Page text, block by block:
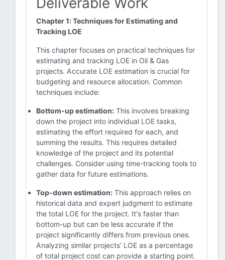
Chapter 1: Techniques for Estimating and
Tracking LOE
This chapter focuses on practical techniques for
estimating and tracking LOE in Oil & Gas
projects. Accurate LOE estimation is crucial for
budgeting and resource allocation. Common
techniques include:
Bottom-up estimation: This involves breaking
down the project into individual LOE tasks,
estimating the effort required for each, and
summing the results. This requires detailed
knowledge of the project and its potential
challenges. Consider using time-tracking tools to
gather data for future estimations.
Top-down estimation: This approach relies on
historical data and expert judgment to estimate
the total LOE for the project. It's faster than
bottom-up but can be less accurate if the
project significantly differs from previous ones.
Analyzing similar projects' LOE as a percentage
of total project cost can provide a starting point.